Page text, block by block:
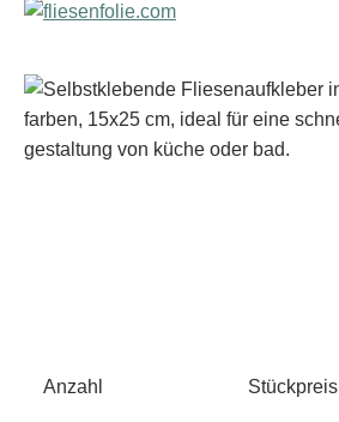
Bildergalerie überspringen
Anzahl Stückpreis